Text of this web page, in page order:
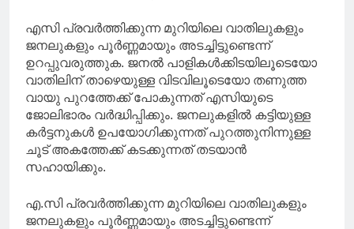
എസി പ്രവർത്തിക്കുന്ന മുറിയിലെ വാതിലുകളും
ജനലുകളും പൂർണ്ണമായും അടച്ചിട്ടുണ്ടെന്ന്
ഉറപ്പുവരുത്തുക. ജനൽ പാളികൾക്കിടയിലൂടെയോ
വാതിലിന് താഴെയുള്ള വിടവിലൂടെയോ തണുത്ത
വായു പുറത്തേക്ക് പോകുന്നത് എസിയുടെ
ജോലിഭാരം വർദ്ധിപ്പിക്കും. ജനലുകളിൽ കട്ടിയുള്ള
കർട്ടനുകൾ ഉപയോഗിക്കുന്നത് പുറത്തുനിന്നുള്ള
ചൂട് അകത്തേക്ക് കടക്കുന്നത് തടയാൻ
സഹായിക്കും.
എ.സി പ്രവർത്തിക്കുന്ന മുറിയിലെ വാതിലുകളും
ജനലുകളും പൂർണ്ണമായും അടച്ചിട്ടുണ്ടെന്ന്